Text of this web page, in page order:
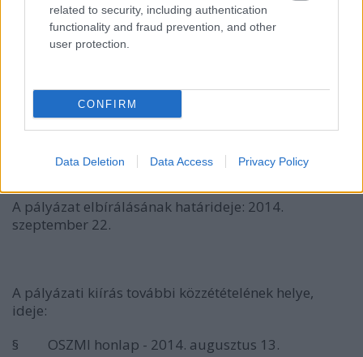
related to security, including authentication
functionality and fraud prevention, and other
user protection.
CONFIRM
Data Deletion Data Access Privacy Policy
A pályázat benyújtásának határideje: 2014.
szeptember 18.
A pályázatok benyújtásának módja: e-mailben:
A pályázat elbírálásának határideje: 2014.
szeptember 22.
A pályázati kiírás további közzétételének helye,
ideje:
§ OSZMI honlap - 2014. augusztus 13.